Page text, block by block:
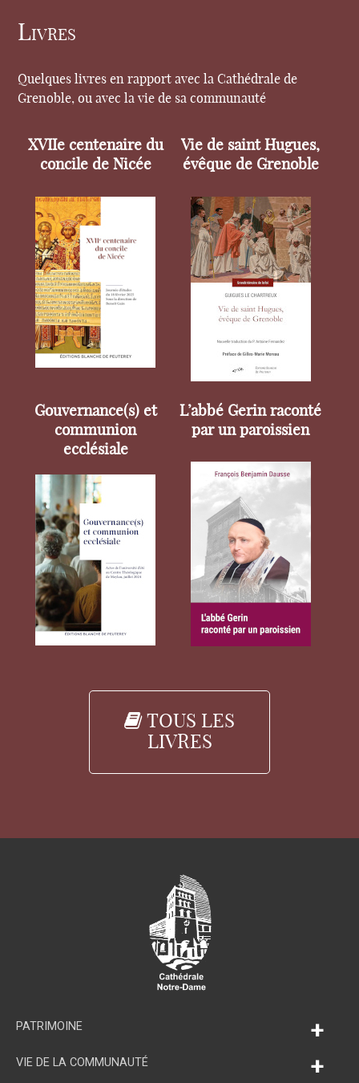
Livres
Quelques livres en rapport avec la Cathédrale de
Grenoble, ou avec la vie de sa communauté
XVIIe centenaire du
concile de Nicée
Vie de saint Hugues,
évêque de Grenoble
Gouvernance(s) et
communion
ecclésiale
L’abbé Gerin raconté
par un paroissien
TOUS LES
LIVRES
PATRIMOINE +
VIE DE LA COMMUNAUTÉ +